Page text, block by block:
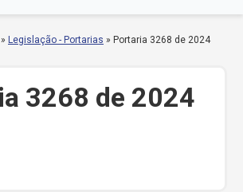
» Legislação - Portarias » Portaria 3268 de 2024
3268 de 2024